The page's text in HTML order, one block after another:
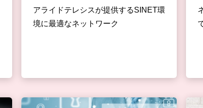
アライドテレシスが提供するSINET環
境に最適なネットワーク